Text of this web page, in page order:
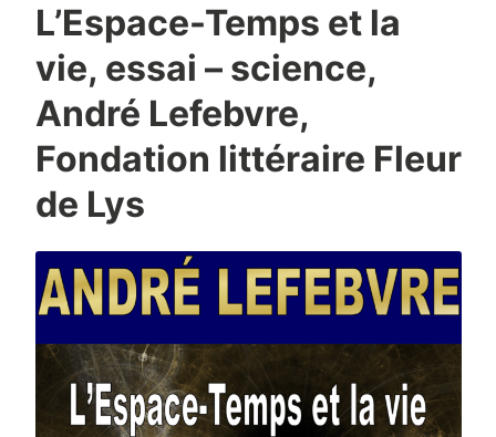
L’Espace-Temps et la
vie, essai – science,
André Lefebvre,
Fondation littéraire Fleur
de Lys